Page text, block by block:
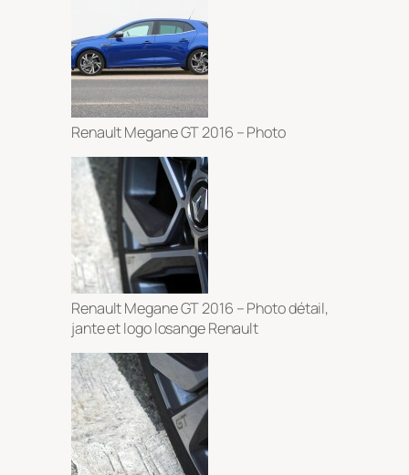
Renault Megane GT 2016 – Photo
Renault Megane GT 2016 – Photo détail,
jante et logo losange Renault